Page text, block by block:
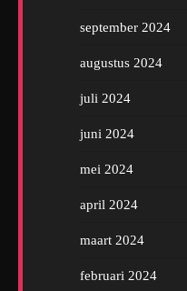
september 2024
augustus 2024
juli 2024
juni 2024
mei 2024
april 2024
maart 2024
februari 2024